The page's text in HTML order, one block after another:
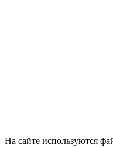
На сайте используются